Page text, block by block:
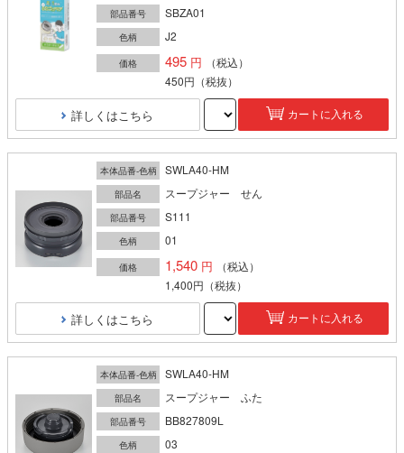
部品番号 SBZA01
色柄 J2
価格 495
（税込）
450円 （税抜）
詳しくはこちら カートに入れる
本体品番-色柄 SWLA40-HM
部品名 スープジャー せん
部品番号 S111
色柄 01
価格 1,540
（税込）
1,400円 （税抜）
詳しくはこちら カートに入れる
本体品番-色柄 SWLA40-HM
部品名 スープジャー ふた
部品番号 BB827809L
色柄 03